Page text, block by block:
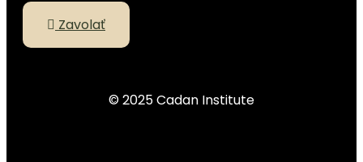
Zavolať
© 2025 Cadan Institute